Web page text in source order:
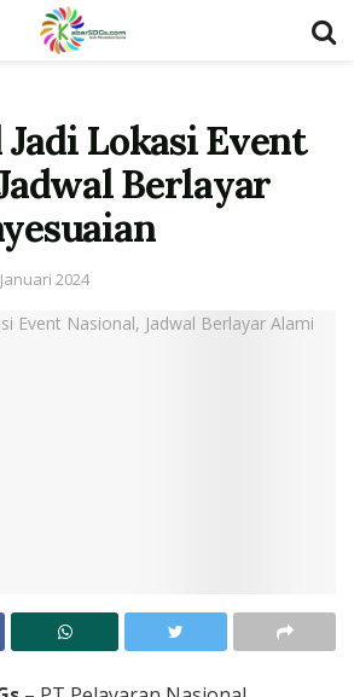
Lokasi Event
Berlayar
2024